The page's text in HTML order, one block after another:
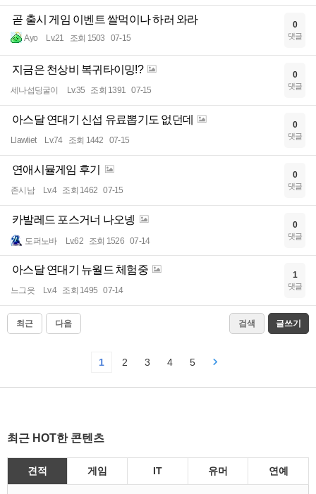
곧 출시 게임 이벤트 쌀먹이나 하러 와라
Ayo Lv.21 조회 1503 07-15
0
댓글
지금은 천상비 복귀타이밍!?
세나섭딩굴이 Lv.35 조회 1391 07-15
0
댓글
아스달 연대기 신섭 유료뽑기도 없던데
Llawliet Lv.74 조회 1442 07-15
0
댓글
연애시뮬게임 후기
존시남 Lv.4 조회 1462 07-15
0
댓글
카발레드 포스거너 나오넹
도퍼노바 Lv.62 조회 1526 07-14
0
댓글
아스달 연대기 뉴월드 체험중
느그읏 Lv.4 조회 1495 07-14
1
댓글
최근 다음 검색 글쓰기
1 2 3 4 5
최근 HOT한 콘텐츠
견적 게임 IT 유머 연예